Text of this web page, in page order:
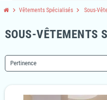
chevron_right Vêtements Spécialisés chevron_right Sous-
SOUS-VÊTEMENTS
Pertinence